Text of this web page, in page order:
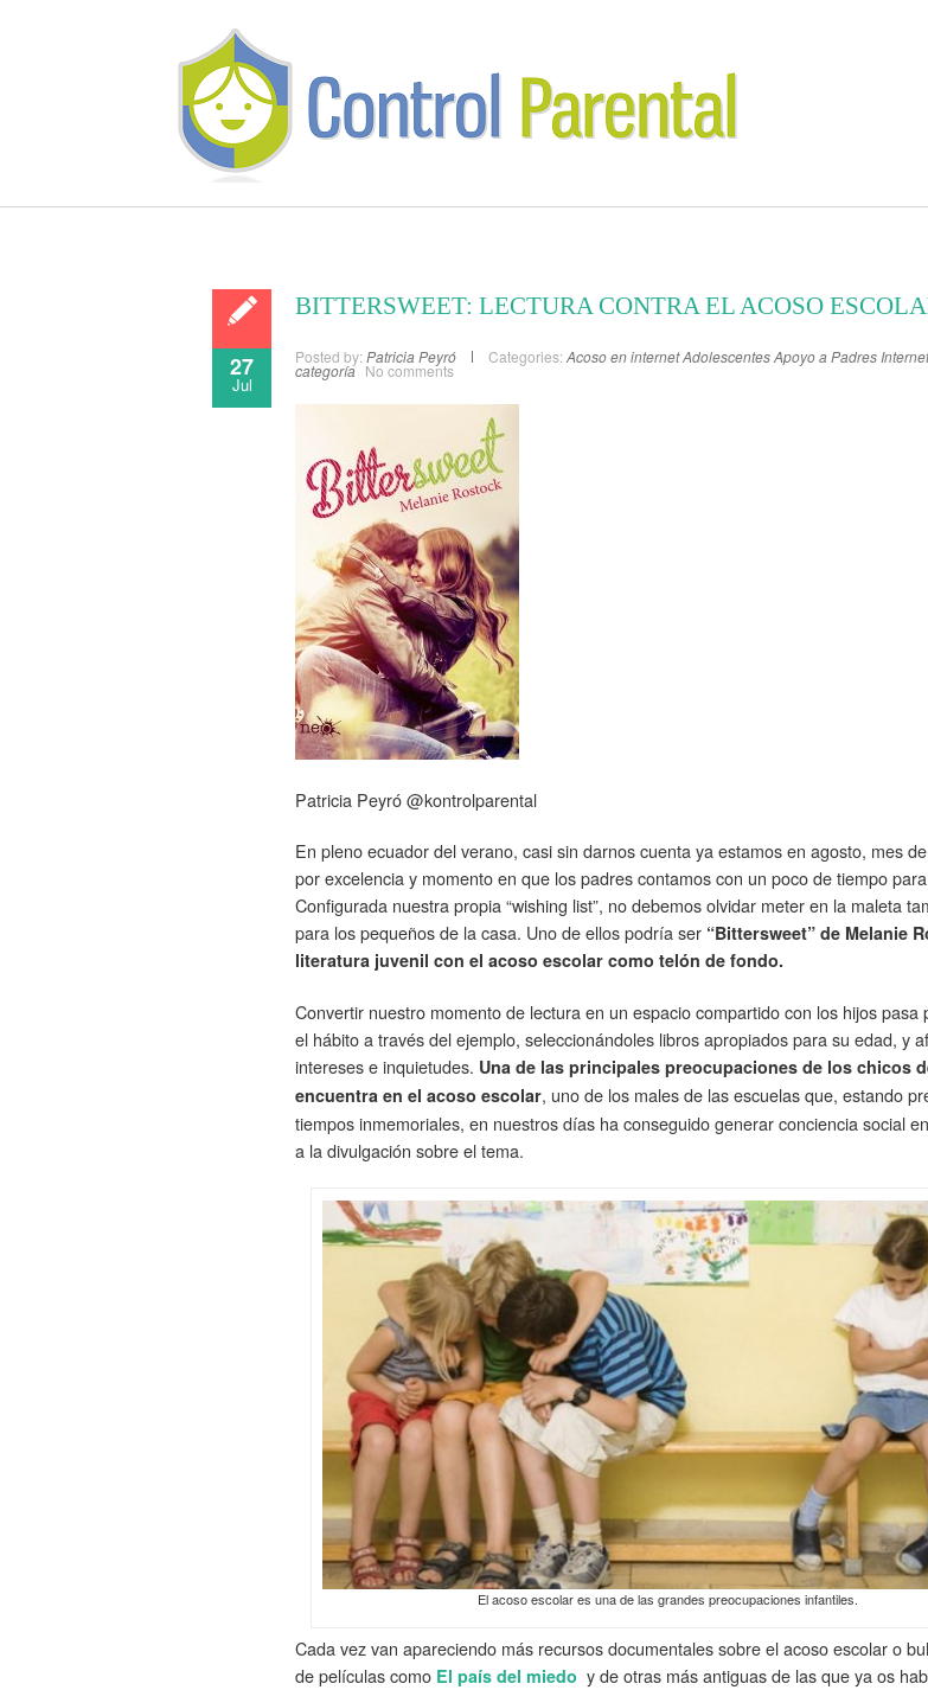
27
Jul
BITTERSWEET: LECTURA CONTRA EL ACOSO
Posted by: Patricia Peyró Categories: Acoso en internetAdolescentesApoyo a Padres Internet
categoría No comments
Patricia Peyró @kontrolparental
En pleno ecuador del verano, casi sin darnos cuenta ya estamos en agosto, mes
por excelencia y momento en que los padres contamos con un poco de tiempo
Configurada nuestra propia “wishing list”, no debemos olvidar meter en la maleta
para los pequeños de la casa. Uno de ellos podría ser “Bittersweet” de Melanie
literatura juvenil con el acoso escolar como telón de fondo.
Convertir nuestro momento de lectura en un espacio compartido con los hijos pasa
el hábito a través del ejemplo, seleccionándoles libros apropiados para su edad, y
intereses e inquietudes. Una de las principales preocupaciones de los chicos
encuentra en el acoso escolar, uno de los males de las escuelas que, estando
tiempos inmemoriales, en nuestros días ha conseguido generar conciencia social
a la divulgación sobre el tema.
El acoso escolar es una de las grandes preocupaciones infantiles.
Cada vez van apareciendo más recursos documentales sobre el acoso escolar o
de películas como El país del miedo y de otras más antiguas de las que ya os